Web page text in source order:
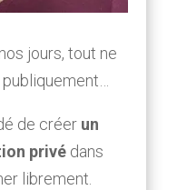
jours, tout ne
de créer un
privé dans
librement.